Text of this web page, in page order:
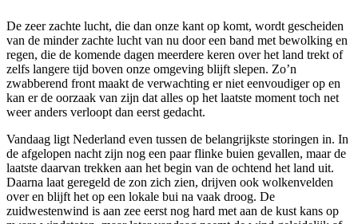
De zeer zachte lucht, die dan onze kant op komt, wordt gescheiden
van de minder zachte lucht van nu door een band met bewolking en
regen, die de komende dagen meerdere keren over het land trekt of
zelfs langere tijd boven onze omgeving blijft slepen. Zo’n
zwabberend front maakt de verwachting er niet eenvoudiger op en
kan er de oorzaak van zijn dat alles op het laatste moment toch net
weer anders verloopt dan eerst gedacht.
Vandaag ligt Nederland even tussen de belangrijkste storingen in. In
de afgelopen nacht zijn nog een paar flinke buien gevallen, maar de
laatste daarvan trekken aan het begin van de ochtend het land uit.
Daarna laat geregeld de zon zich zien, drijven ook wolkenvelden
over en blijft het op een lokale bui na vaak droog. De
zuidwestenwind is aan zee eerst nog hard met aan de kust kans op